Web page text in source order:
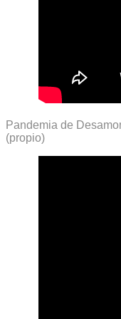
Pandemia de
(propio)